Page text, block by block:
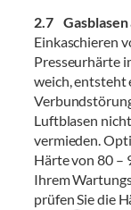
2.7
Einkaschieren
Presseurhärte
weich, entsteht
Luftblasen
vermieden.
Härte von 80 –
Ihrem
prüfen Sie die